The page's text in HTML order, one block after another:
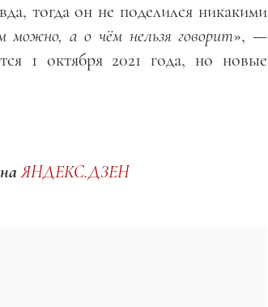
тогда он не поделился никакими
можно, а о чём нельзя говорит», —
1 октября 2021 года, но новые
наЯНДЕКС.ДЗЕН